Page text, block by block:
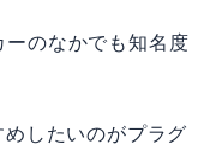
のなかでも知名度
したいのがプラグ